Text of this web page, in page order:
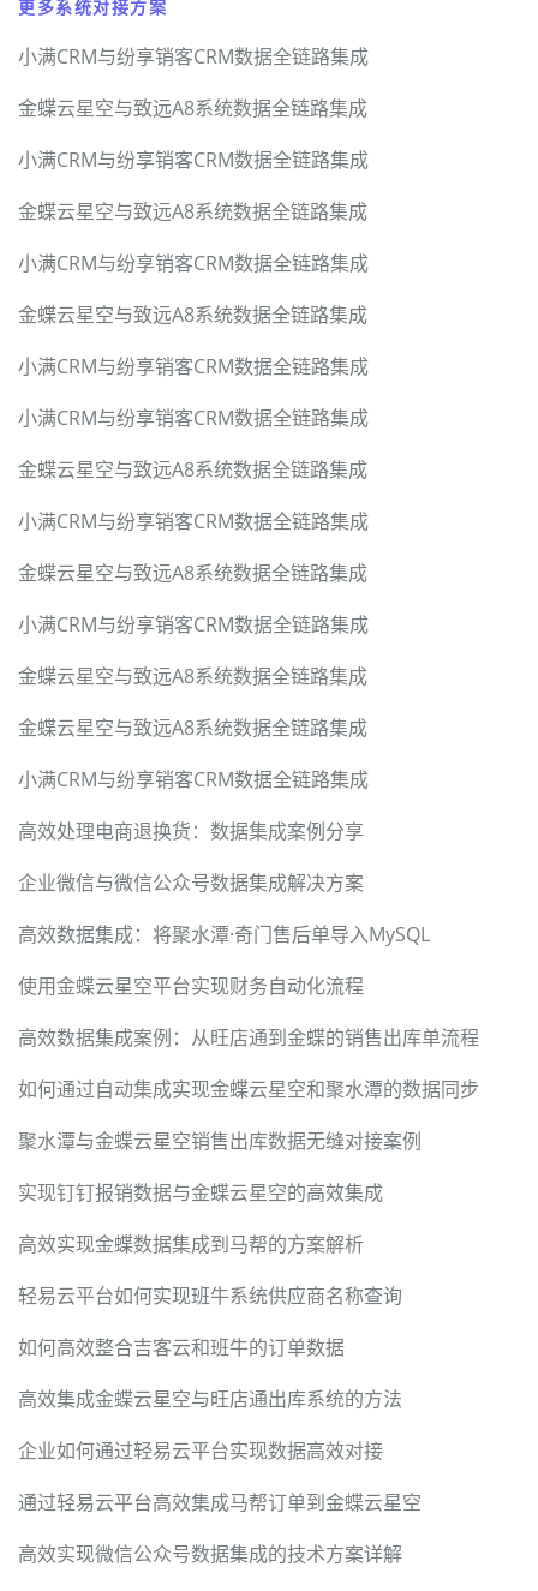
更多系统对接方案
小满CRM与纷享销客CRM数据全链路集成
金蝶云星空与致远A8系统数据全链路集成
小满CRM与纷享销客CRM数据全链路集成
金蝶云星空与致远A8系统数据全链路集成
小满CRM与纷享销客CRM数据全链路集成
金蝶云星空与致远A8系统数据全链路集成
小满CRM与纷享销客CRM数据全链路集成
小满CRM与纷享销客CRM数据全链路集成
金蝶云星空与致远A8系统数据全链路集成
小满CRM与纷享销客CRM数据全链路集成
金蝶云星空与致远A8系统数据全链路集成
小满CRM与纷享销客CRM数据全链路集成
金蝶云星空与致远A8系统数据全链路集成
金蝶云星空与致远A8系统数据全链路集成
小满CRM与纷享销客CRM数据全链路集成
高效处理电商退换货：数据集成案例分享
企业微信与微信公众号数据集成解决方案
高效数据集成：将聚水潭·奇门售后单导入MySQL
使用金蝶云星空平台实现财务自动化流程
高效数据集成案例：从旺店通到金蝶的销售出库单流程
如何通过自动集成实现金蝶云星空和聚水潭的数据同步
聚水潭与金蝶云星空销售出库数据无缝对接案例
实现钉钉报销数据与金蝶云星空的高效集成
高效实现金蝶数据集成到马帮的方案解析
轻易云平台如何实现班牛系统供应商名称查询
如何高效整合吉客云和班牛的订单数据
高效集成金蝶云星空与旺店通出库系统的方法
企业如何通过轻易云平台实现数据高效对接
通过轻易云平台高效集成马帮订单到金蝶云星空
高效实现微信公众号数据集成的技术方案详解